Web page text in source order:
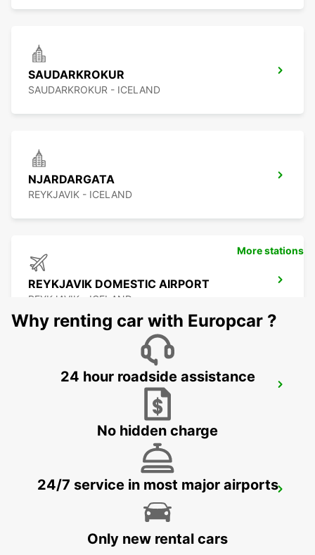
SAUDARKROKUR
SAUDARKROKUR - ICELAND
NJARDARGATA
REYKJAVIK - ICELAND
REYKJAVIK DOMESTIC AIRPORT
REYKJAVIK - ICELAND
KEFLAVIK INTERNATIONAL AIRPORT
More stations
Why renting car with Europcar ?
24 hour roadside assistance
No hidden charge
24/7 service in most major airports
Only new rental cars